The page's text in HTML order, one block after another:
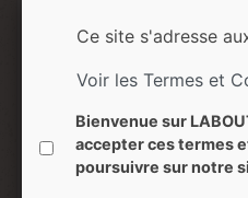
ARÔMES
Skunk acidulé,
SAVEURS
Ce site s'adresse
Voir les Termes et
Bienvenue sur
accepter ces termes
poursuivre sur notre